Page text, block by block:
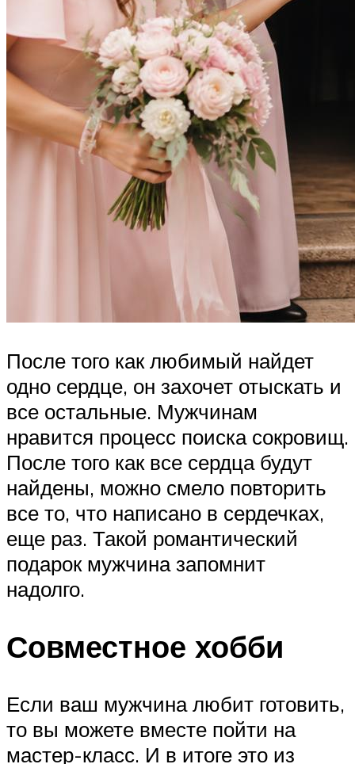
После того как любимый найдет
одно сердце, он захочет отыскать и
все остальные. Мужчинам
нравится процесс поиска сокровищ.
После того как все сердца будут
найдены, можно смело повторить
все то, что написано в сердечках,
еще раз. Такой романтический
подарок мужчина запомнит
надолго.
Совместное хобби
Если ваш мужчина любит готовить,
то вы можете вместе пойти на
мастер-класс. И в итоге это из